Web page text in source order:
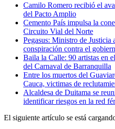
Camilo Romero recibió el
del Pacto Amplio
Cemento País impulsa la
Circuito Vial del Norte
Pegasus: Ministro de Justicia
conspiración contra el
Baila la Calle: 90 artistas en
del Carnaval de Barranquilla
Entre los muertos del
Cauca, victimas de
Alcaldesa de Duitama se
identificar riesgos en la red
El siguiente artículo se está